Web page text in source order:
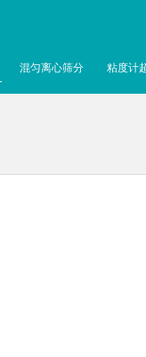
混匀离心筛分 粘度计